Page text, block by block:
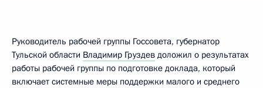
Руководитель рабочей группы Госсовета, губернатор
Тульской области Владимир Груздев доложил о результатах
работы рабочей группы по подготовке доклада, который
включает системные меры поддержки малого и среднего